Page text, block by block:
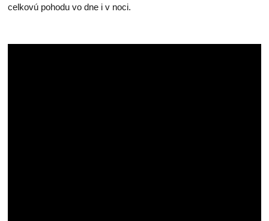
celkovú pohodu vo dne i v noci.